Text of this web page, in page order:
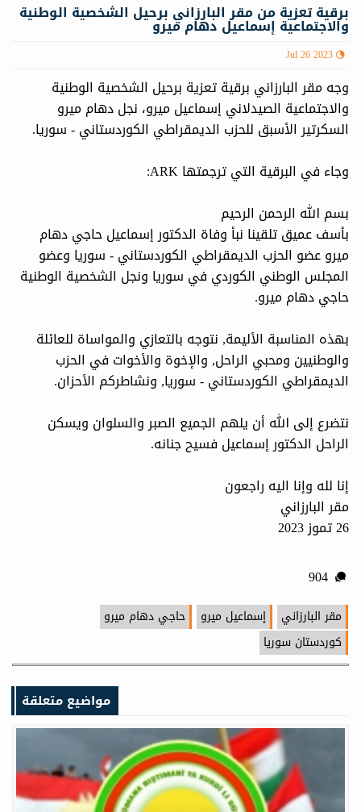
برقية تعزية من مقر البارزاني برحيل الشخصية الوطنية
والاجتماعية إسماعيل دهام ميرو
Jul 26 2023
وجه مقر البارزاني برقیة تعزية برحيل الشخصية الوطنية
والاجتماعية الصيدلاني إسماعيل ميرو، نجل دهام ميرو
السكرتير الأسبق للحزب الديمقراطي الكوردستاني - سوريا.
وجاء في البرقية التي ترجمتها ARK:
بسم الله الرحمن الرحيم
بأسف عميق تلقينا نبأ وفاة الدكتور إسماعيل حاجي دهام
ميرو عضو الحزب الديمقراطي الكوردستاني - سوريا وعضو
المجلس الوطني الكوردي في سوريا ونجل الشخصية الوطنية
حاجي دهام ميرو.
بهذه المناسبة الأليمة, نتوجه بالتعازي والمواساة للعائلة
والوطنيين ومحبي الراحل, والإخوة والأخوات في الحزب
الديمقراطي الكوردستاني - سوريا, ونشاطركم الأحزان.
نتضرع إلى الله أن يلهم الجميع الصبر والسلوان ويسكن
الراحل الدكتور إسماعيل فسيح جنانه.
إنا لله وإنا اليه راجعون
مقر البارزاني
26 تموز 2023
مقر البارزاني إسماعيل ميرو
حاجي دهام ميرو
كوردستان سوريا
مواضيع متعلقة